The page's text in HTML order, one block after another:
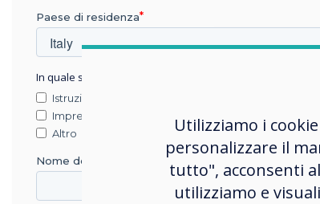
Utilizziamo i
personalizzare il
tutto", acconsenti
utilizziamo e
Paese di residenza
In quale settore lavora?
Istruzione
Impresa
Altro
Nome della società